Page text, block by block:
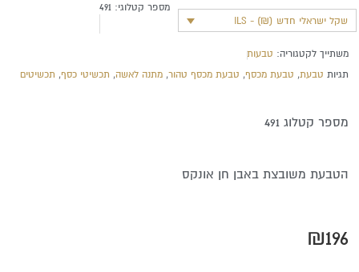
שקל ישראלי חדש (₪) - ILS
מספר קטלוגי:491
משתייך לקטגוריה: טבעות
תגיות טבעת,טבעת מכסף,טבעת מכסף טהור,מתנה לאשה,תכשיטי כסף,תכשיטים
מספר קטלוג 491
הטבעת משובצת באבן חן אונקס
₪196